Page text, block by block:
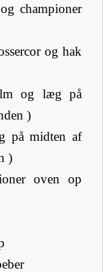
championer
og hak
og læg på
)
på midten af
)
oven op